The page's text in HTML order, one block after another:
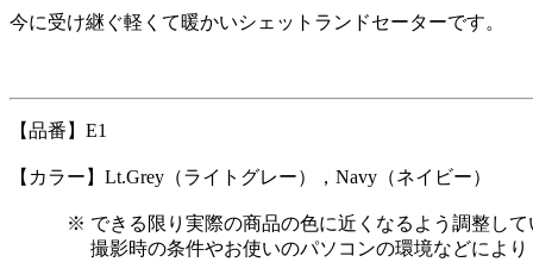
今に受け継ぐ軽くて暖かいシェットランドセーターです。
【品番】E1
【カラー】Lt.Grey（ライトグレー），Navy（ネイビー）
※ できる限り実際の商品の色に近くなるよう調整して
撮影時の条件やお使いのパソコンの環境などにより